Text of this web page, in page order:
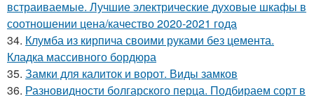
встраиваемые. Лучшие электрические духовые шкафы в
соотношении цена/качество 2020-2021 года
34. Клумба из кирпича своими руками без цемента.
Кладка массивного бордюра
35. Замки для калиток и ворот. Виды замков
36. Разновидности болгарского перца. Подбираем сорт в